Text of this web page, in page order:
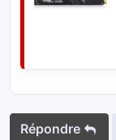
Répondre